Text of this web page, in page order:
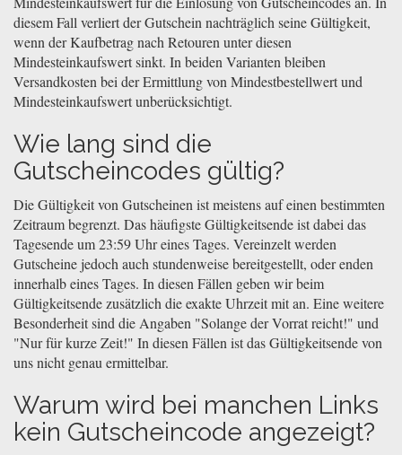
diesem Fall verliert der Gutschein nachträglich seine Gültigkeit,
wenn der Kaufbetrag nach Retouren unter diesen
Mindesteinkaufswert sinkt. In beiden Varianten bleiben
Versandkosten bei der Ermittlung von Mindestbestellwert und
Mindesteinkaufswert unberücksichtigt.
Wie lang sind die
Gutscheincodes gültig?
Die Gültigkeit von Gutscheinen ist meistens auf einen bestimmten
Zeitraum begrenzt. Das häufigste Gültigkeitsende ist dabei das
Tagesende um 23:59 Uhr eines Tages. Vereinzelt werden
Gutscheine jedoch auch stundenweise bereitgestellt, oder enden
innerhalb eines Tages. In diesen Fällen geben wir beim
Gültigkeitsende zusätzlich die exakte Uhrzeit mit an. Eine weitere
Besonderheit sind die Angaben "Solange der Vorrat reicht!" und
"Nur für kurze Zeit!" In diesen Fällen ist das Gültigkeitsende von
uns nicht genau ermittelbar.
Warum wird bei manchen Links
kein Gutscheincode angezeigt?